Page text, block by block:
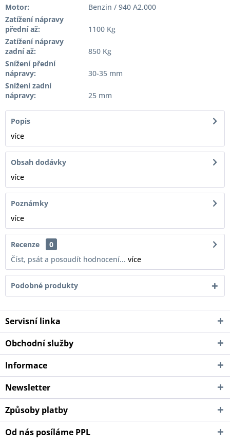
Motor:
Benzin / 940 A2.000
Zatížení nápravy
přední až:
1100 Kg
Zatížení nápravy
zadní až:
850 Kg
Snížení přední
nápravy:
30-35 mm
Snížení zadní
nápravy:
25 mm
Popis
více
Obsah dodávky
více
Poznámky
více
Recenze
0
Číst, psát a posoudít hodnocení... více
Podobné produkty
Servisní linka
Obchodní služby
Informace
Newsletter
Způsoby platby
Od nás posíláme PPL